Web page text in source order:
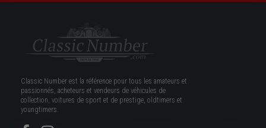
Classic Number est la référence pour tous les amateurs et
passionnés, acheteurs et vendeurs de véhicules de
collection, voitures de sport et de prestige, oldtimers et
youngtimers.